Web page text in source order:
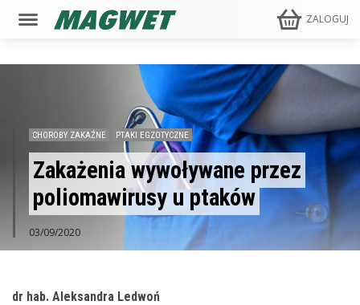
ZALOGUJ
CHOROBY ZAKAŹNE PTAKI EGZOTYCZNE
Zakażenia wywoływane przez
poliomawirusy u ptaków
03/09/2020
dr hab. Aleksandra Ledwoń